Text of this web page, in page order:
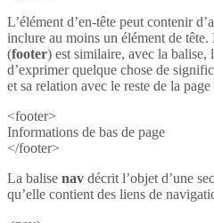
L’élément d’en-tête peut contenir
inclure au moins un élément de tête.
(footer) est similaire, avec la balise,
d’exprimer quelque chose de
et sa relation avec le reste de la page
<footer>
Informations de bas de page
</footer>
La balise nav décrit l’objet d’une
qu’elle contient des liens de